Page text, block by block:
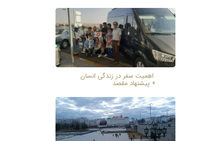
اهمیت سفر در زندگی انسان
+ پیشنهاد مقصد